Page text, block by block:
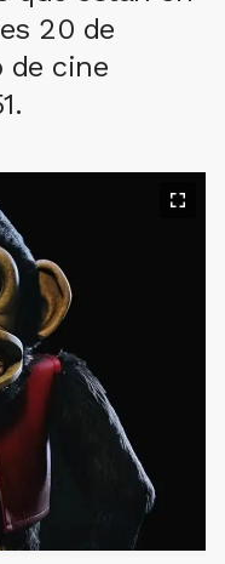
20 de
de cine